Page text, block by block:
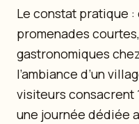
Le constat pratique
promenades
gastronomiques
l’ambiance d’un
visiteurs consacrent
une journée dédiée